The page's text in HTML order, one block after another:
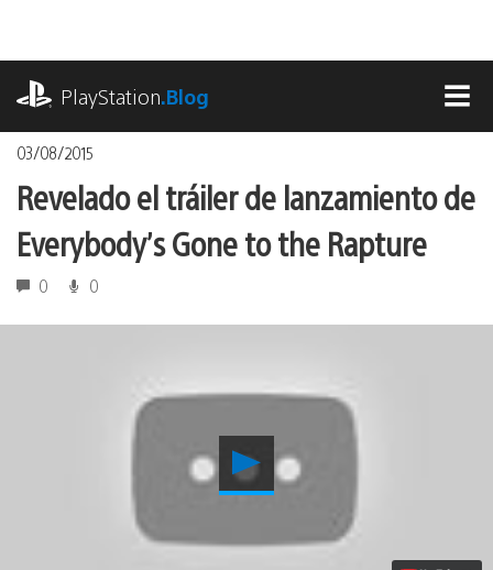
contenido
PlayStation.Blog
03/08/2015
Revelado el tráiler de lanzamiento de
Everybody’s Gone to the Rapture
0 0
Reproducir
Revelado
el